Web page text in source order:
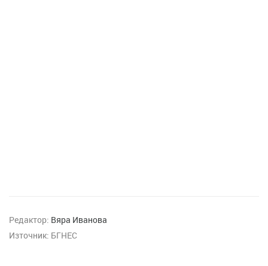
Редактор: Вяра Иванова
Източник: БГНЕС